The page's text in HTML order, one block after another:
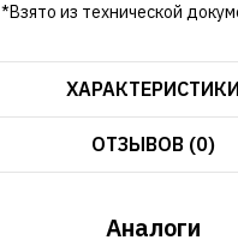
*Взято из технической
ХАРАКТЕРИСТИКИ
ОТЗЫВОВ (0)
Аналоги